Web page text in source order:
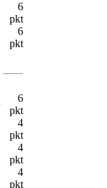
6
pkt
6
pkt
6
pkt
4
pkt
4
pkt
4
pkt